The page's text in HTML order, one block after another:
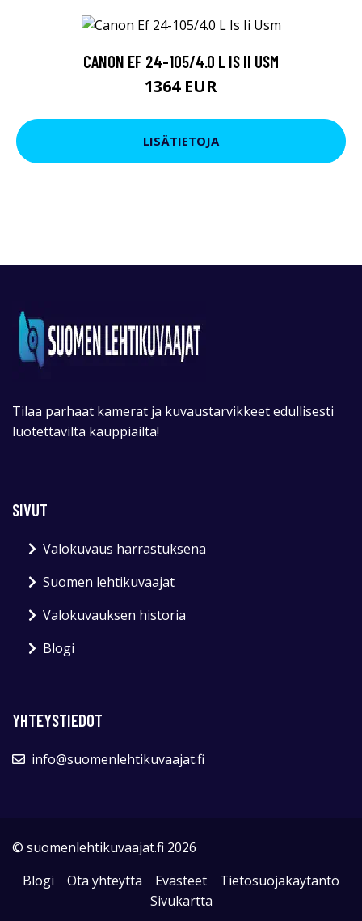
CANON EF 24-105/4.0 L IS II USM
1364 EUR
LISÄTIETOJA
Tilaa parhaat kamerat ja kuvaustarvikkeet edullisesti
luotettavilta kauppiailta!
SIVUT
Valokuvaus harrastuksena
Suomen lehtikuvaajat
Valokuvauksen historia
Blogi
YHTEYSTIEDOT
info@suomenlehtikuvaajat.fi
© suomenlehtikuvaajat.fi 2026
Blogi
Ota yhteyttä Evästeet
Tietosuojakäytäntö
Sivukartta